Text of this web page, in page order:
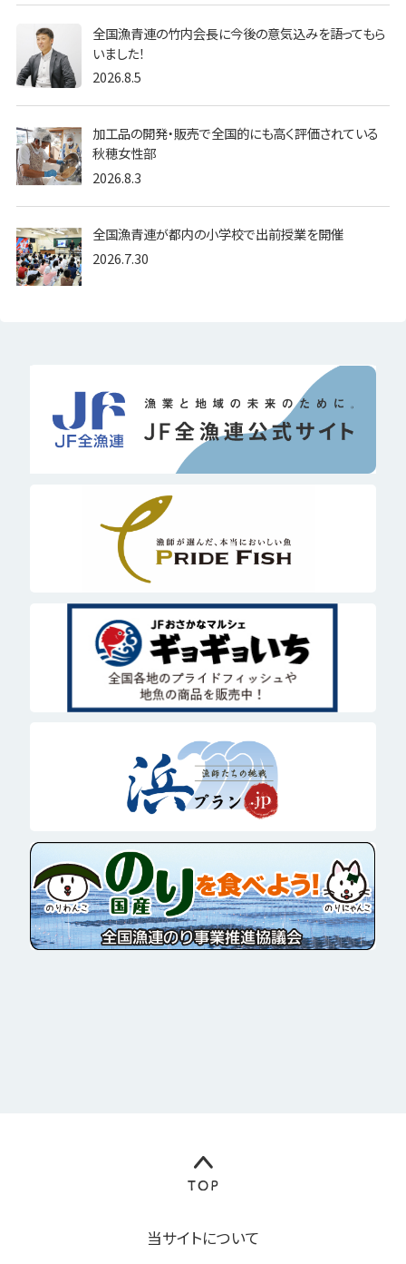
全国漁青連の竹内会長に今後の意気込みを語ってもら
いました！
2026.8.5
加工品の開発・販売で全国的にも高く評価されている
秋穂女性部
2026.8.3
全国漁青連が都内の小学校で出前授業を開催
2026.7.30
当サイトについて